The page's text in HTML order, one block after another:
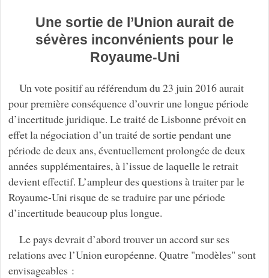
Une sortie de l’Union aurait de
sévères inconvénients pour le
Royaume-Uni
Un vote positif au référendum du 23 juin 2016 aurait
pour première conséquence d’ouvrir une longue période
d’incertitude juridique. Le traité de Lisbonne prévoit en
effet la négociation d’un traité de sortie pendant une
période de deux ans, éventuellement prolongée de deux
années supplémentaires, à l’issue de laquelle le retrait
devient effectif. L’ampleur des questions à traiter par le
Royaume-Uni risque de se traduire par une période
d’incertitude beaucoup plus longue.
Le pays devrait d’abord trouver un accord sur ses
relations avec l’Union européenne. Quatre "modèles" sont
envisageables :